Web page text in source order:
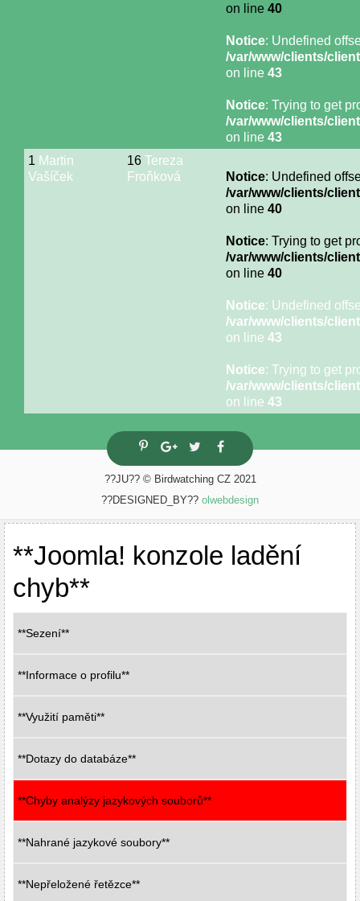
on line 40
Notice: Undefined
/var/www/clients/
on line 43
Notice: Trying to get
/var/www/clients/
on line 43
1 Martin
Vašíček
16 Tereza
Froňková
Notice: Undefined
/var/www/clients/
on line 40
Notice: Trying to get
/var/www/clients/
on line 40
Notice: Undefined
/var/www/clients/
on line 43
Notice: Trying to get
/var/www/clients/
on line 43
??JU?? © Birdwatching CZ 2021
??DESIGNED_BY?? olwebdesign
**Joomla! konzole ladění
chyb**
**Sezení**
**Informace o profilu**
**Využití paměti**
**Dotazy do databáze**
**Chyby analýzy jazykových souborů**
**Nahrané jazykové soubory**
**Nepřeložené řetězce**